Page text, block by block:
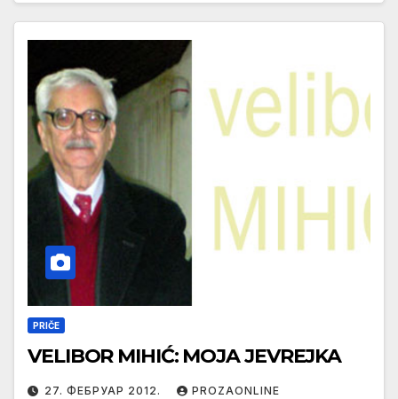
PRIČE
VELIBOR MIHIĆ: MOJA JEVREJKA
27. ФЕБРУАР 2012. PROZAONLINE